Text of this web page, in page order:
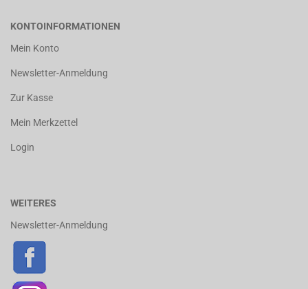
KONTOINFORMATIONEN
Mein Konto
Newsletter-Anmeldung
Zur Kasse
Mein Merkzettel
Login
WEITERES
Newsletter-Anmeldung